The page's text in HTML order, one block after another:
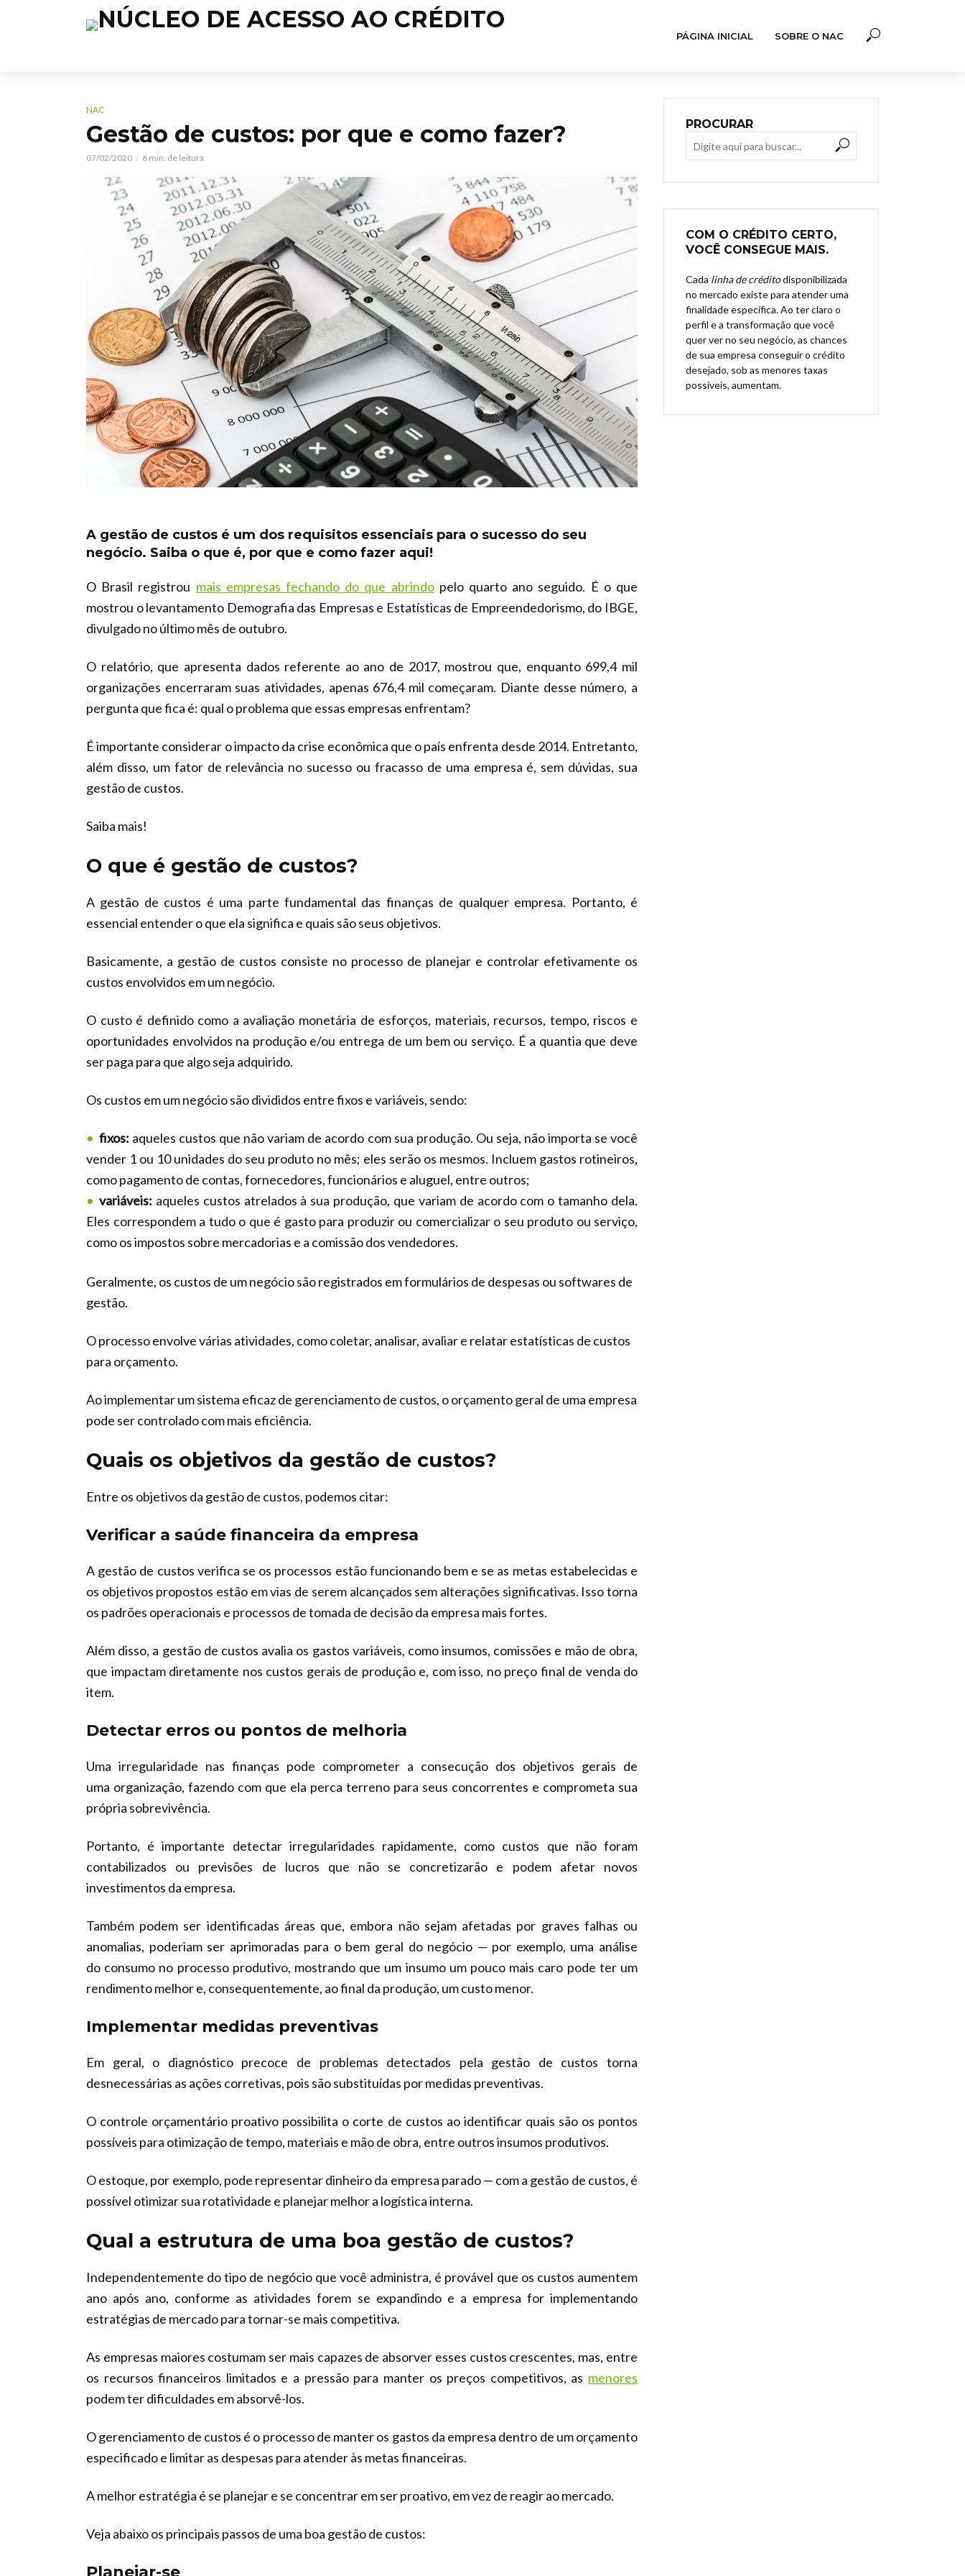
PÁGINA INICIAL SOBRE O NAC
NAC
Gestão de custos: por que e como fazer?
07/02/2020 6 min. de leitura
A gestão de custos é um dos requisitos essenciais para o sucesso do seu
negócio. Saiba o que é, por que e como fazer aqui!
O Brasil registrou mais empresas fechando do que abrindopelo quarto ano seguido. É o que
mostrou o levantamento Demografia das Empresas e Estatísticas de Empreendedorismo, do IBGE,
divulgado no último mês de outubro.
O relatório, que apresenta dados referente ao ano de 2017, mostrou que, enquanto 699,4 mil
organizações encerraram suas atividades, apenas 676,4 mil começaram. Diante desse número, a
pergunta que fica é: qual o problema que essas empresas enfrentam?
É importante considerar o impacto da crise econômica que o país enfrenta desde 2014. Entretanto,
além disso, um fator de relevância no sucesso ou fracasso de uma empresa é, sem dúvidas, sua
gestão de custos.
Saiba mais!
O que é gestão de custos?
A gestão de custos é uma parte fundamental das finanças de qualquer empresa. Portanto, é
essencial entender o que ela significa e quais são seus objetivos.
Basicamente, a gestão de custos consiste no processo de planejar e controlar efetivamente os
custos envolvidos em um negócio.
O custo é definido como a avaliação monetária de esforços, materiais, recursos, tempo, riscos e
oportunidades envolvidos na produção e/ou entrega de um bem ou serviço. É a quantia que deve
ser paga para que algo seja adquirido.
Os custos em um negócio são divididos entre fixos e variáveis, sendo:
fixos: aqueles custos que não variam de acordo com sua produção. Ou seja, não importa se você
vender 1 ou 10 unidades do seu produto no mês; eles serão os mesmos. Incluem gastos rotineiros,
como pagamento de contas, fornecedores, funcionários e aluguel, entre outros;
variáveis: aqueles custos atrelados à sua produção, que variam de acordo com o tamanho dela.
Eles correspondem a tudo o que é gasto para produzir ou comercializar o seu produto ou serviço,
como os impostos sobre mercadorias e a comissão dos vendedores.
Geralmente, os custos de um negócio são registrados em formulários de despesas ou softwares de
gestão.
O processo envolve várias atividades, como coletar, analisar, avaliar e relatar estatísticas de custos
para orçamento.
Ao implementar um sistema eficaz de gerenciamento de custos, o orçamento geral de uma empresa
pode ser controlado com mais eficiência.
Quais os objetivos da gestão de custos?
Entre os objetivos da gestão de custos, podemos citar:
Verificar a saúde financeira da empresa
A gestão de custos verifica se os processos estão funcionando bem e se as metas estabelecidas e
os objetivos propostos estão em vias de serem alcançados sem alterações significativas. Isso torna
os padrões operacionais e processos de tomada de decisão da empresa mais fortes.
Além disso, a gestão de custos avalia os gastos variáveis, como insumos, comissões e mão de obra,
que impactam diretamente nos custos gerais de produção e, com isso, no preço final de venda do
item.
Detectar erros ou pontos de melhoria
Uma irregularidade nas finanças pode comprometer a consecução dos objetivos gerais de
uma organização, fazendo com que ela perca terreno para seus concorrentes e comprometa sua
própria sobrevivência.
Portanto, é importante detectar irregularidades rapidamente, como custos que não foram
contabilizados ou previsões de lucros que não se concretizarão e podem afetar novos
investimentos da empresa.
Também podem ser identificadas áreas que, embora não sejam afetadas por graves falhas ou
anomalias, poderiam ser aprimoradas para o bem geral do negócio — por exemplo, uma análise
do consumo no processo produtivo, mostrando que um insumo um pouco mais caro pode ter um
rendimento melhor e, consequentemente, ao final da produção, um custo menor.
Implementar medidas preventivas
Em geral, o diagnóstico precoce de problemas detectados pela gestão de custos torna
desnecessárias as ações corretivas, pois são substituídas por medidas preventivas.
O controle orçamentário proativo possibilita o corte de custos ao identificar quais são os pontos
possíveis para otimização de tempo, materiais e mão de obra, entre outros insumos produtivos.
O estoque, por exemplo, pode representar dinheiro da empresa parado — com a gestão de custos, é
possível otimizar sua rotatividade e planejar melhor a logística interna.
Qual a estrutura de uma boa gestão de custos?
Independentemente do tipo de negócio que você administra, é provável que os custos aumentem
ano após ano, conforme as atividades forem se expandindo e a empresa for implementando
estratégias de mercado para tornar-se mais competitiva.
As empresas maiores costumam ser mais capazes de absorver esses custos crescentes, mas, entre
os recursos financeiros limitados e a pressão para manter os preços competitivos, as menores
podem ter dificuldades em absorvê-los.
O gerenciamento de custos é o processo de manter os gastos da empresa dentro de um orçamento
especificado e limitar as despesas para atender às metas financeiras.
A melhor estratégia é se planejar e se concentrar em ser proativo, em vez de reagir ao mercado.
Veja abaixo os principais passos de uma boa gestão de custos:
Planejar-se
PROCURAR
COM O CRÉDITO CERTO,
VOCÊ CONSEGUE MAIS.
Cada linha de créditodisponibilizada
no mercado existe para atender uma
finalidade específica. Ao ter claro o
perfil e a transformação que você
quer ver no seu negócio, as chances
de sua empresa conseguir o crédito
desejado, sob as menores taxas
possíveis, aumentam.